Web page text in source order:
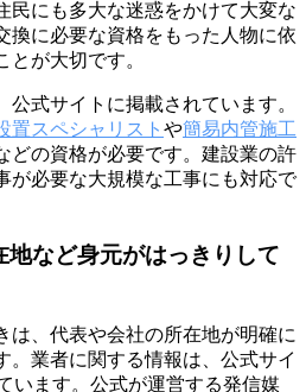
民にも多大な迷惑をかけて大変な
換に必要な資格をもった人物に依
が大切です。
式サイトに掲載されています。
置スペシャリスト や簡易内管施工
どの資格が必要です。建設業の許
が必要な大規模な工事にも対応で
など身元がはっきりして
は、代表や会社の所在地が明確に
。業者に関する情報は、公式サイ
います。公式が運営する発信媒